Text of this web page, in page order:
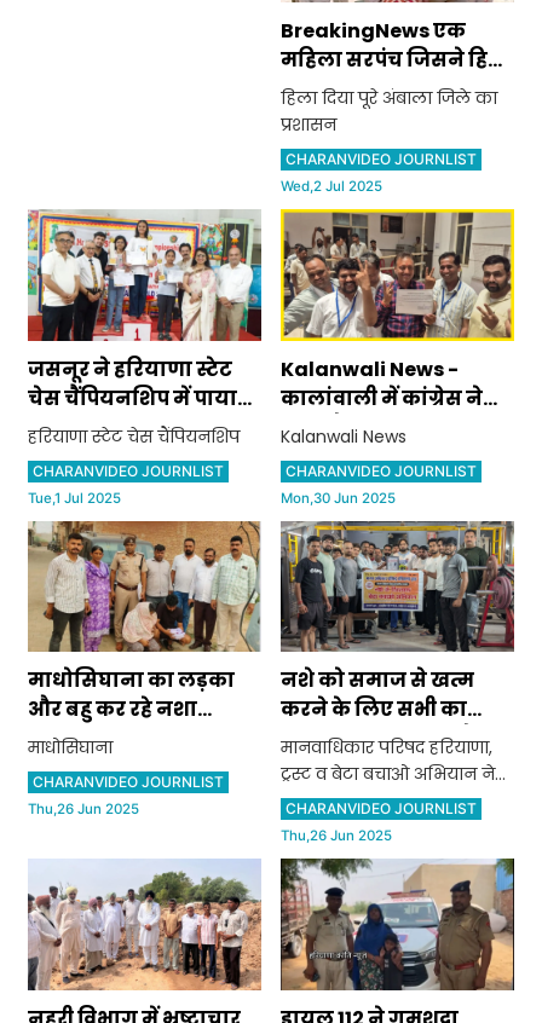
BreakingNews एक
महिला सरपंच जिसने हिला
दिया पूरे अंबाला जिले का
प्रशासन
हिला दिया पूरे अंबाला जिले का
प्रशासन
CHARANVIDEO JOURNLIST
Wed,2 Jul 2025
जसनूर ने हरियाणा स्टेट
चेस चैंपियनशिप में पाया
तीसरा स्थान
हरियाणा स्टेट चेस चैंपियनशिप
CHARANVIDEO JOURNLIST
Tue,1 Jul 2025
Kalanwali News -
कालांवाली में कांग्रेस ने
जीता चैयरमेन का
चुनाव,बीजेपी को हराया
Kalanwali News
CHARANVIDEO JOURNLIST
Mon,30 Jun 2025
माधोसिघाना का लड़का
और बहु कर रहे नशा
तस्करी, तीसरी बार एक
साथ पकड़े
माधोसिघाना
CHARANVIDEO JOURNLIST
Thu,26 Jun 2025
नशे को समाज से खत्म
करने के लिए सभी का
सहयोग जरूरी: रविंद्र सैनी
मानवाधिकार परिषद हरियाणा,
ट्रस्ट व बेटा बचाओ अभियान ने
किया जागरूकता कार्यक्रम
आयोजित
CHARANVIDEO JOURNLIST
Thu,26 Jun 2025